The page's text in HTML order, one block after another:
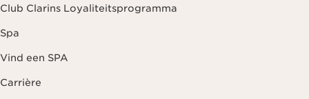
Club Clarins Loyaliteitsprogramma
Spa
Vind een SPA
Carrière